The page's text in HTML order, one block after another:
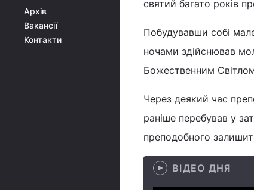
Архів
Вакансії
Контакти
святий багато років
Побудувавши собі
ночами здійснював
Божественним
Через деякий час
раніше перебував у
преподобного
ВІДЕО ДНЯ